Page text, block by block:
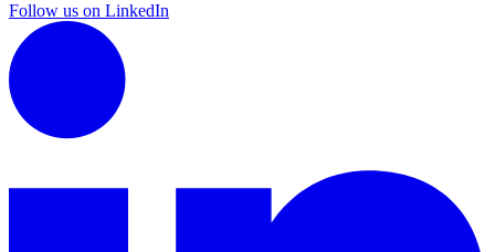
Follow us on LinkedIn